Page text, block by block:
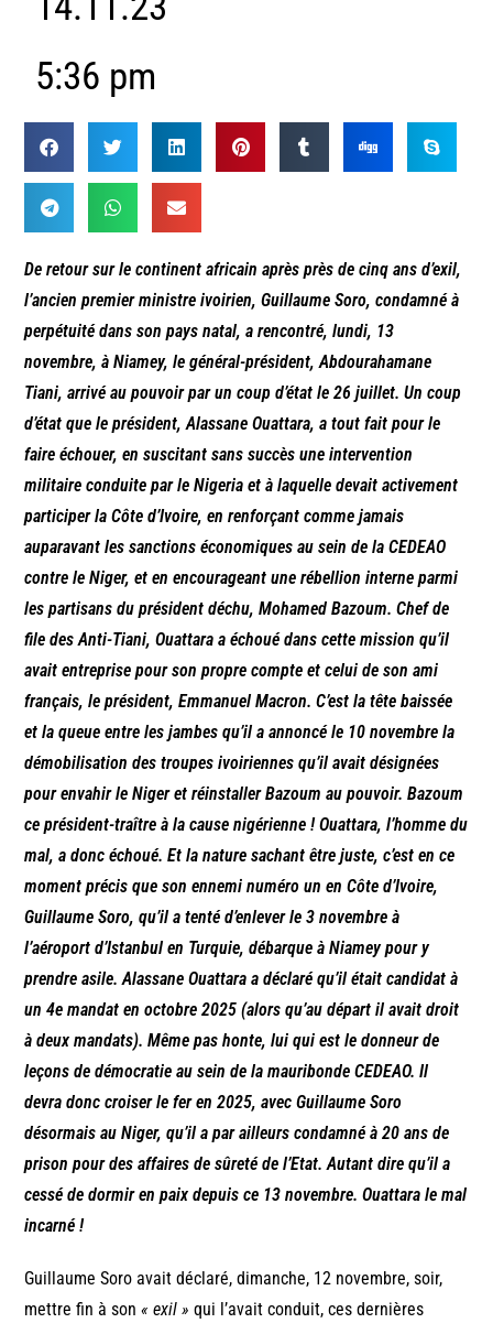
5:36 pm
De retour sur le continent africain après près de cinq ans d’exil,
l’ancien premier ministre ivoirien, Guillaume Soro, condamné à
perpétuité dans son pays natal, a rencontré, lundi, 13
novembre, à Niamey, le général-président, Abdourahamane
Tiani, arrivé au pouvoir par un coup d’état le 26 juillet. Un coup
d’état que le président, Alassane Ouattara, a tout fait pour le
faire échouer, en suscitant sans succès une intervention
militaire conduite par le Nigeria et à laquelle devait activement
participer la Côte d’Ivoire, en renforçant comme jamais
auparavant les sanctions économiques au sein de la CEDEAO
contre le Niger, et en encourageant une rébellion interne parmi
les partisans du président déchu, Mohamed Bazoum. Chef de
file des Anti-Tiani, Ouattara a échoué dans cette mission qu’il
avait entreprise pour son propre compte et celui de son ami
français, le président, Emmanuel Macron. C’est la tête baissée
et la queue entre les jambes qu’il a annoncé le 10 novembre la
démobilisation des troupes ivoiriennes qu’il avait désignées
pour envahir le Niger et réinstaller Bazoum au pouvoir. Bazoum
ce président-traître à la cause nigérienne ! Ouattara, l’homme du
mal, a donc échoué. Et la nature sachant être juste, c’est en ce
moment précis que son ennemi numéro un en Côte d’Ivoire,
Guillaume Soro, qu’il a tenté d’enlever le 3 novembre à
l’aéroport d’Istanbul en Turquie, débarque à Niamey pour y
prendre asile. Alassane Ouattara a déclaré qu’il était candidat à
un 4e mandat en octobre 2025 (alors qu’au départ il avait droit
à deux mandats). Même pas honte, lui qui est le donneur de
leçons de démocratie au sein de la mauribonde CEDEAO. Il
devra donc croiser le fer en 2025, avec Guillaume Soro
désormais au Niger, qu’il a par ailleurs condamné à 20 ans de
prison pour des affaires de sûreté de l’Etat. Autant dire qu’il a
cessé de dormir en paix depuis ce 13 novembre. Ouattara le mal
incarné !
Guillaume Soro avait déclaré, dimanche, 12 novembre, soir,
mettre fin à son« exil » qui l’avait conduit, ces dernières